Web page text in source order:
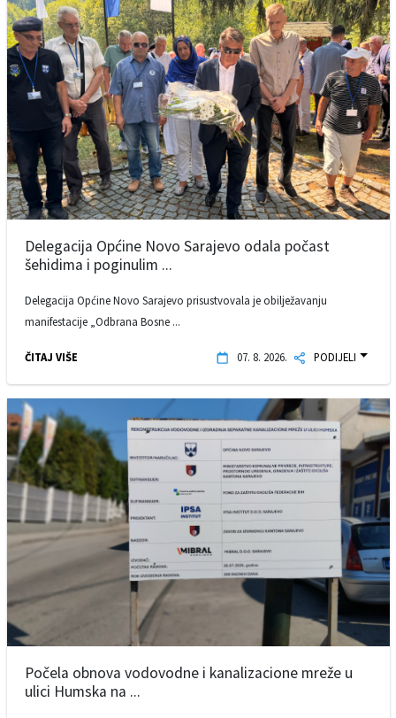
Delegacija Općine Novo Sarajevo odala počast
šehidima i poginulim ...
Delegacija Općine Novo Sarajevo prisustvovala je obilježavanju
manifestacije „Odbrana Bosne ...
ČITAJ VIŠE 07. 8. 2026. PODIJELI
Počela obnova vodovodne i kanalizacione mreže u
ulici Humska na ...